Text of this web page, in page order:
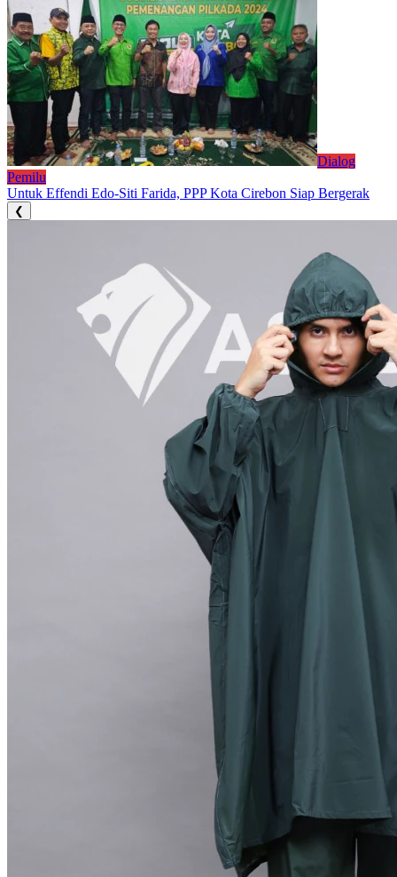
Dialog
Pemilu
Untuk Effendi Edo-Siti Farida, PPP Kota Cirebon Siap Bergerak
❮